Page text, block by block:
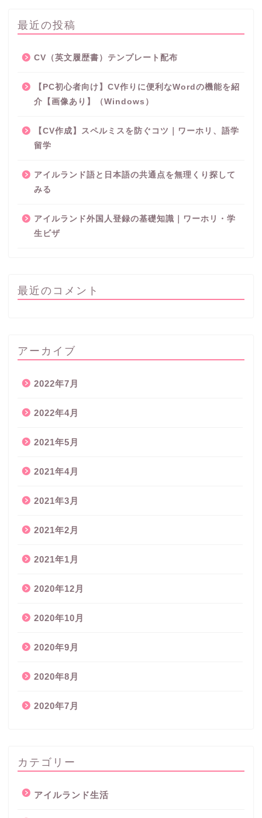
最近の投稿
CV（英文履歴書）テンプレート配布
【PC初心者向け】CV作りに便利なWordの機能を紹
介【画像あり】（Windows）
【CV作成】スペルミスを防ぐコツ｜ワーホリ、語学
留学
アイルランド語と日本語の共通点を無理くり探して
みる
アイルランド外国人登録の基礎知識｜ワーホリ・学
生ビザ
最近のコメント
アーカイブ
2022年7月
2022年4月
2021年5月
2021年4月
2021年3月
2021年2月
2021年1月
2020年12月
2020年10月
2020年9月
2020年8月
2020年7月
カテゴリー
アイルランド生活